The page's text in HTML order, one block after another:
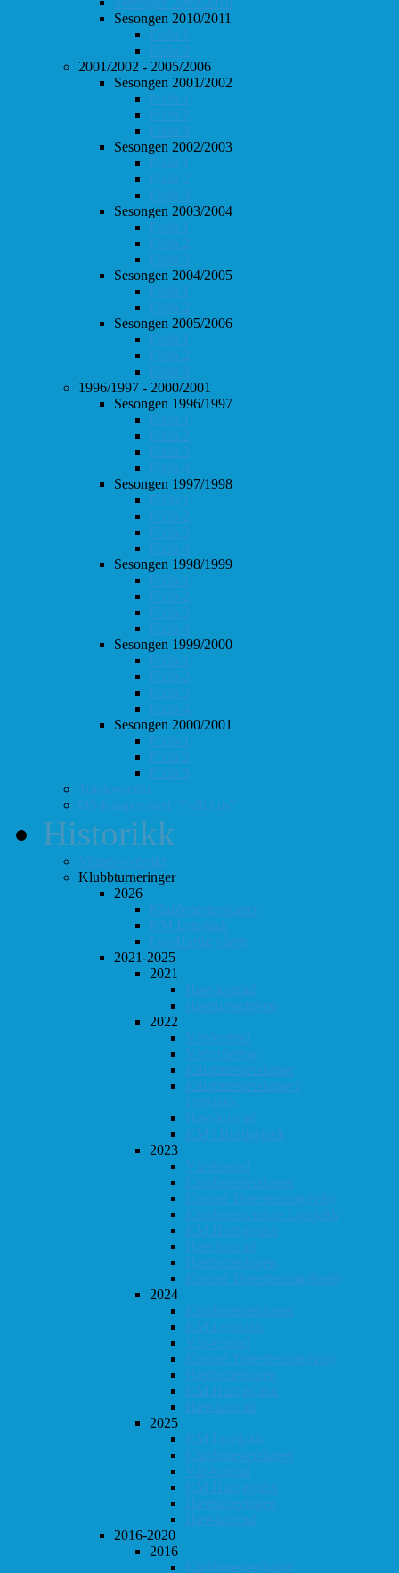
Sesongen 2010/2011
Follo 1
Follo 2
2001/2002 - 2005/2006
Sesongen 2001/2002
Follo 1
Follo 2
Follo 3
Sesongen 2002/2003
Follo 1
Follo 2
Follo 3
Sesongen 2003/2004
Follo 1
Follo 2
Follo 3
Sesongen 2004/2005
Follo 1
Follo 2
Sesongen 2005/2006
Follo 1
Follo 2
Follo 3
1996/1997 - 2000/2001
Sesongen 1996/1997
Follo 1
Follo 2
Follo 3
Follo 4
Sesongen 1997/1998
Follo 1
Follo 2
Follo 3
Follo 4
Sesongen 1998/1999
Follo 1
Follo 2
Follo 3
Follo 4
Sesongen 1999/2000
Follo 1
Follo 2
Follo 3
Follo 4
Sesongen 2000/2001
Follo 1
Follo 2
Follo 3
Totaloversikt
ØS-kamper med "Fullt hus"
Historikk
Vinner-oversikt
Klubbturneringer
2026
Klubbmesterskapet
KM Lynsjakk
Lyn/Hurtig våren
2021-2025
2021
Høst-konrad
Høstturneringen
2022
Vår-konrad
Vårturnering
Klubbmesterskapet
Klubbmesterskapet i
Lynsjakk
Høst-konrad
KM i Hurtigsjakk
2023
Vår-konrad
Klubbmesterskapet
Konrad Timestrening (vår)
Klubbmesterskap Lynsjakk
KM Hurtigsjakk
Høst-konrad
Høstturneringen
Konrad Timestrening (høst)
2024
Klubbmesterskapet
KM Lynsjakk
Vår-konrad
Konrad Timestrening (vår)
Høstturneringen
KM Hurtigsjakk
Høst-konrad
2025
KM Lynsjakk
Klubbmesterskapet
Vår-konrad
KM Hurtigsjakk
Høstturneringen
Høst-konrad
2016-2020
2016
Klubbmesterskapet